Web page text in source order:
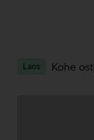
Laos Kohe